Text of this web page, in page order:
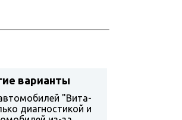
варианты
"Вита-
диагностикой и